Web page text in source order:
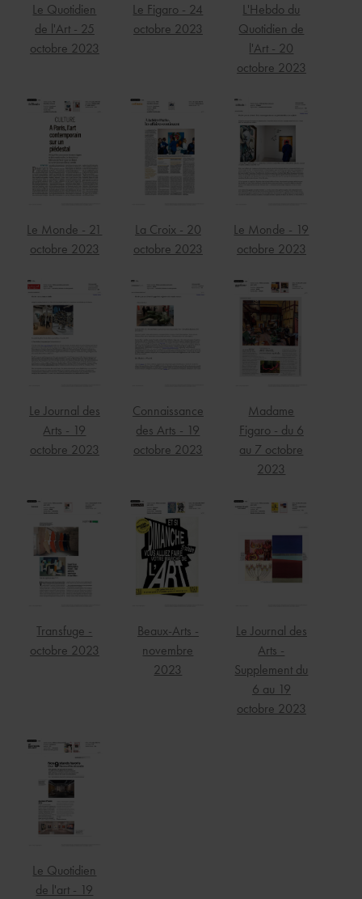
Le Quotidien
de l'Art - 25
octobre 2023
Le Figaro - 24
octobre 2023
L'Hebdo du
Quotidien de
l'Art - 20
octobre 2023
Le Monde - 21
octobre 2023
La Croix - 20
octobre 2023
Le Monde - 19
octobre 2023
Le Journal des
Arts - 19
octobre 2023
Connaissance
des Arts - 19
octobre 2023
Madame
Figaro - du 6
au 7 octobre
2023
Transfuge -
octobre 2023
Beaux-Arts -
novembre
2023
Le Journal des
Arts -
Supplement du
6 au 19
octobre 2023
Le Quotidien
de l'art - 19